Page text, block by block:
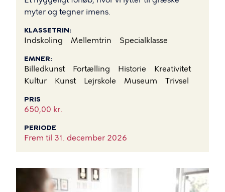
myter og tegner imens.
KLASSETRIN
Indskoling Mellemtrin Specialklasse
EMNER
Billedkunst Fortælling Historie
Kreativitet
Kultur
Kunst Lejrskole Museum Trivsel
PRIS
650,00 kr.
PERIODE
Frem til 31. december 2026
BILLEDE